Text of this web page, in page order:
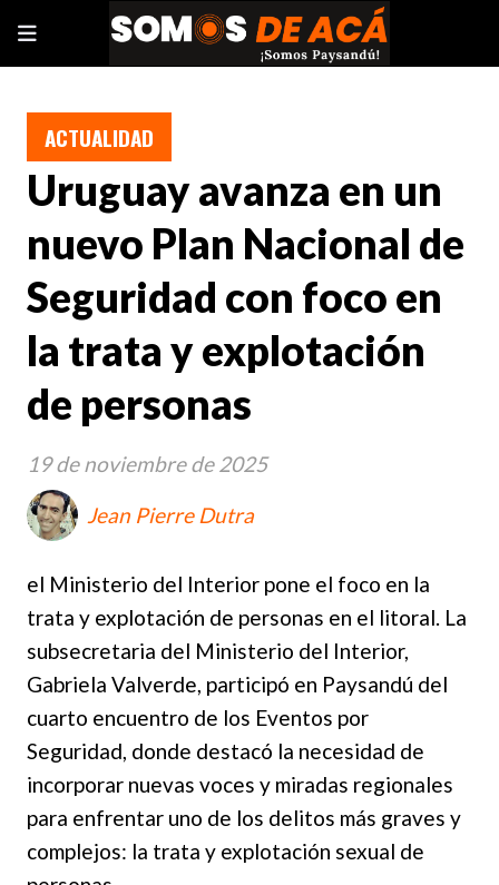
Uruguay avanza en un
nuevo Plan Nacional de
Seguridad con foco en
la trata y explotación
de personas
el Ministerio del Interior pone el foco en la
trata y explotación de personas en el litoral. La
subsecretaria del Ministerio del Interior,
Gabriela Valverde, participó en Paysandú del
cuarto encuentro de los Eventos por
Seguridad, donde destacó la necesidad de
incorporar nuevas voces y miradas regionales
para enfrentar uno de los delitos más graves y
complejos: la trata y explotación sexual de
ACTUALIDAD
19 de noviembre de 2025
Jean Pierre Dutra